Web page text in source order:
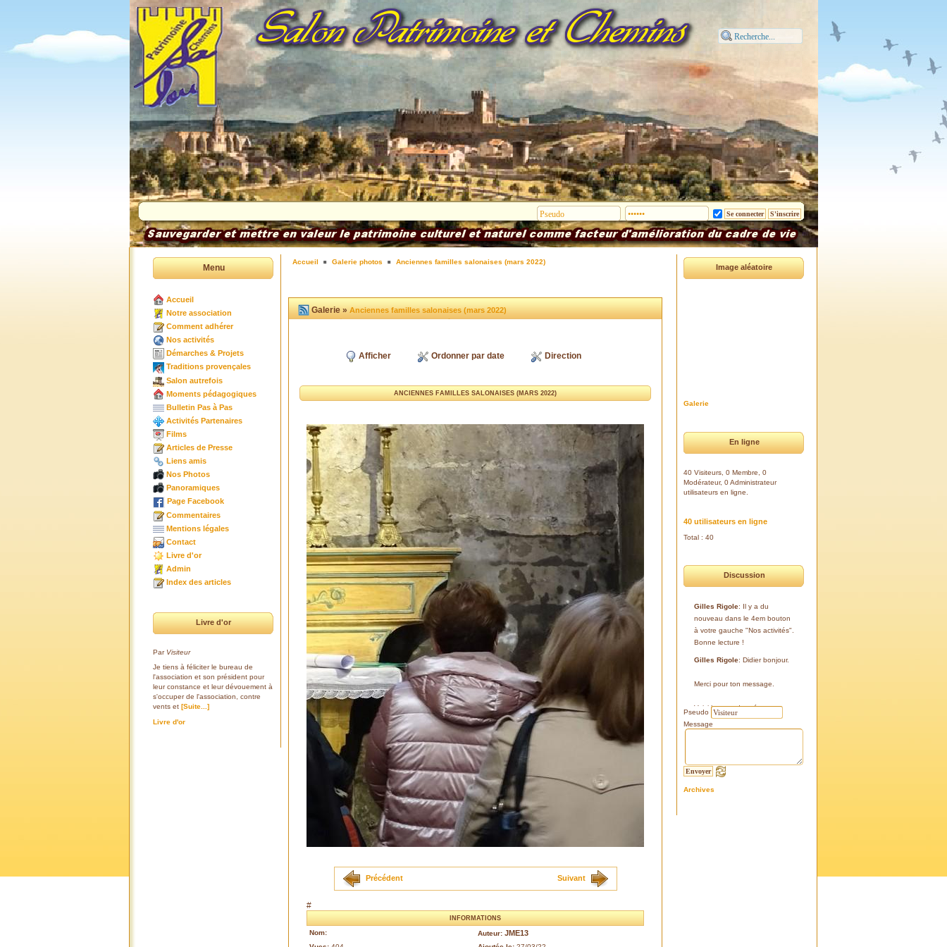
Menu
Accueil
Notre association
Comment adhérer
Nos activités
Démarches & Projets
Traditions provençales
Salon autrefois
Moments pédagogiques
Bulletin Pas à Pas
Activités Partenaires
Films
Articles de Presse
Liens amis
Nos Photos
Panoramiques
Page Facebook
Commentaires
Mentions légales
Contact
Livre d'or
Admin
Index des articles
Livre d'or
Par Visiteur
Je tiens à féliciter le bureau de
l'association et son président pour
leur constance et leur dévouement à
s'occuper de l'association, contre
vents et [Suite...]
Livre d'or
Image aléatoire
Galerie
En ligne
40 Visiteurs, 0 Membre, 0
Modérateur, 0 Administrateur
utilisateurs en ligne.
40 utilisateurs en ligne
Total : 40
Discussion
Gilles Rigole: Il y a du
nouveau dans le 4em bouton
à votre gauche "Nos activités".
Bonne lecture !
Gilles Rigole: Didier bonjour.
Merci pour ton message.
Voici les coordonnées:
43°38'48'' N
Si tu le peux, le veux, notre
l'Eissame, fait une sortie le
Pseudo
Message
Archives
Accueil Galerie photos Anciennes familles salonaises (mars 2022)
Galerie »Anciennes familles salonaises (mars 2022)
Afficher Ordonner par date Direction
ANCIENNES FAMILLES SALONAISES (MARS 2022)
Précédent Suivant
#
INFORMATIONS
Nom: Auteur: JME13